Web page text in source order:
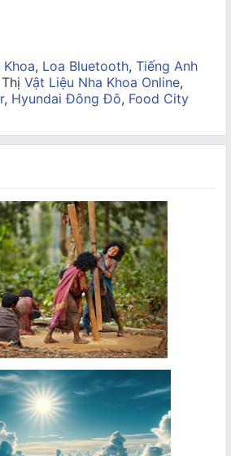
, Loa Bluetooth, Tiếng Anh
Vật Liệu Nha Khoa Online,
, Hyundai Đông Đô, Food City